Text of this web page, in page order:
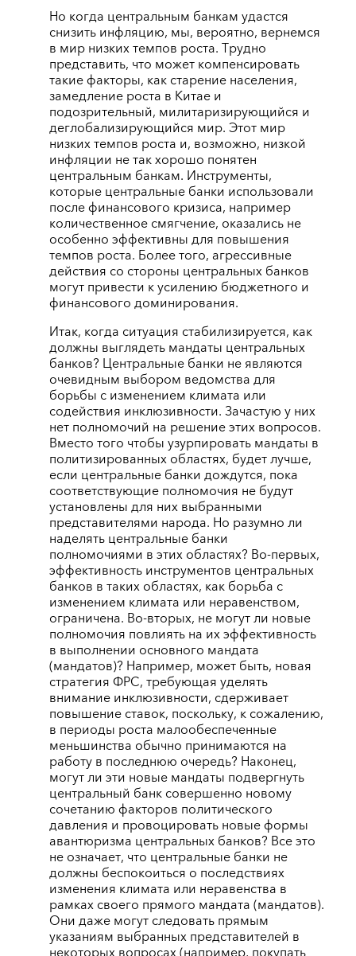
Но когда центральным банкам удастся
снизить инфляцию, мы, вероятно, вернемся
в мир низких темпов роста. Трудно
представить, что может компенсировать
такие факторы, как старение населения,
замедление роста в Китае и
подозрительный, милитаризирующийся и
деглобализирующийся мир. Этот мир
низких темпов роста и, возможно, низкой
инфляции не так хорошо понятен
центральным банкам. Инструменты,
которые центральные банки использовали
после финансового кризиса, например
количественное смягчение, оказались не
особенно эффективны для повышения
темпов роста. Более того, агрессивные
действия со стороны центральных банков
могут привести к усилению бюджетного и
финансового доминирования.
Итак, когда ситуация стабилизируется, как
должны выглядеть мандаты центральных
банков? Центральные банки не являются
очевидным выбором ведомства для
борьбы с изменением климата или
содействия инклюзивности. Зачастую у них
нет полномочий на решение этих вопросов.
Вместо того чтобы узурпировать мандаты в
политизированных областях, будет лучше,
если центральные банки дождутся, пока
соответствующие полномочия не будут
установлены для них выбранными
представителями народа. Но разумно ли
наделять центральные банки
полномочиями в этих областях? Во-первых,
эффективность инструментов центральных
банков в таких областях, как борьба с
изменением климата или неравенством,
ограничена. Во-вторых, не могут ли новые
полномочия повлиять на их эффективность
в выполнении основного мандата
(мандатов)? Например, может быть, новая
стратегия ФРС, требующая уделять
внимание инклюзивности, сдерживает
повышение ставок, поскольку, к сожалению,
в периоды роста малообеспеченные
меньшинства обычно принимаются на
работу в последнюю очередь? Наконец,
могут ли эти новые мандаты подвергнуть
центральный банк совершенно новому
сочетанию факторов политического
давления и провоцировать новые формы
авантюризма центральных банков? Все это
не означает, что центральные банки не
должны беспокоиться о последствиях
изменения климата или неравенства в
рамках своего прямого мандата (мандатов).
Они даже могут следовать прямым
указаниям выбранных представителей в